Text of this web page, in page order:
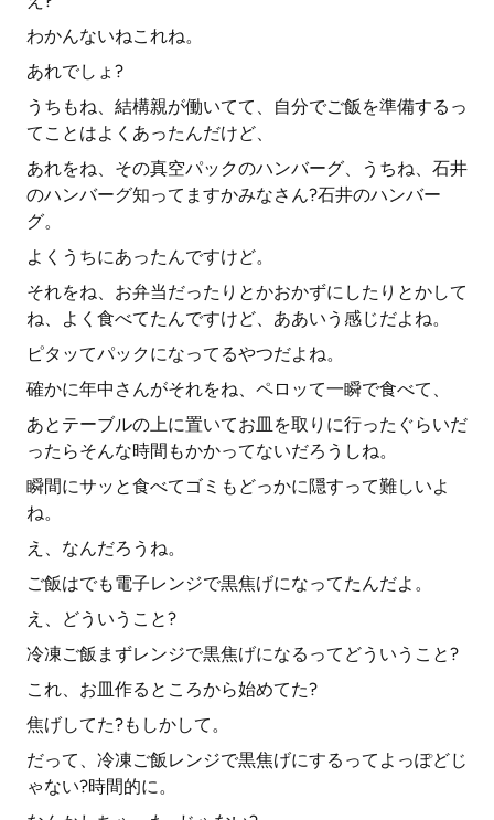
わかんないねこれね。
あれでしょ?
うちもね、結構親が働いてて、自分でご飯を準備するっ
てことはよくあったんだけど、
あれをね、その真空パックのハンバーグ、うちね、石井
のハンバーグ知ってますかみなさん?石井のハンバー
グ。
よくうちにあったんですけど。
それをね、お弁当だったりとかおかずにしたりとかして
ね、よく食べてたんですけど、ああいう感じだよね。
ピタッてパックになってるやつだよね。
確かに年中さんがそれをね、ペロッて一瞬で食べて、
あとテーブルの上に置いてお皿を取りに行ったぐらいだ
ったらそんな時間もかかってないだろうしね。
瞬間にサッと食べてゴミもどっかに隠すって難しいよ
ね。
え、なんだろうね。
ご飯はでも電子レンジで黒焦げになってたんだよ。
え、どういうこと?
冷凍ご飯まずレンジで黒焦げになるってどういうこと?
これ、お皿作るところから始めてた?
焦げしてた?もしかして。
だって、冷凍ご飯レンジで黒焦げにするってよっぽどじ
ゃない?時間的に。